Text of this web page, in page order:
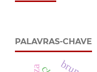
PALAVRAS-CHAVE